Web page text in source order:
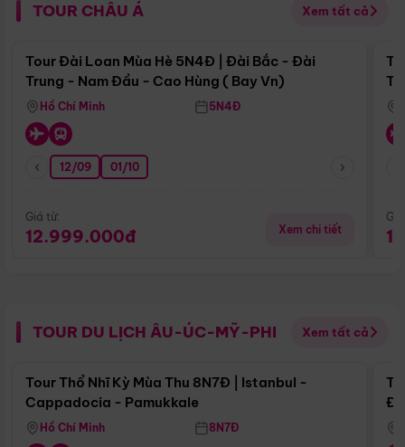
TOUR CHÂU Á Xem tất cả
Điểm nổi bật
Tour Đài Loan Mùa Hè 5N4Đ | Đài Bắc - Đài
Trung - Nam Đầu - Cao Hùng ( Bay Vn)
Hồ Chí Minh 5N4Đ
12/09 01/10
Giá từ:
12.999.000đ Xem chi tiết
TOUR DU LỊCH ÂU-ÚC-MỸ-PHI Xem tất cả
Điểm nổi bật
Tour Thổ Nhĩ Kỳ Mùa Thu 8N7Đ | Istanbul -
Cappadocia - Pamukkale
Hồ Chí Minh 8N7Đ